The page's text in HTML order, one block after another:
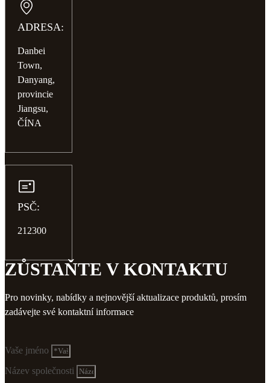
ADRESA:
Danbei
Town,
Danyang,
provincie
Jiangsu,
ČÍNA
PSČ:
212300
ZŮSTAŇTE V KONTAKTU
Pro novinky, nabídky a nejnovější aktualizace produktů, prosím
zadávejte své kontaktní informace
Vaše jméno
Název společnosti